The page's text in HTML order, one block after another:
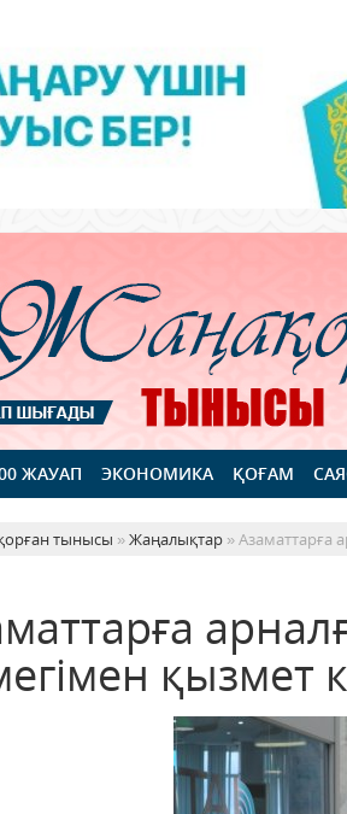
ЖАУАП ЭКОНОМИКА ҚОҒАМ
тынысы »Жаңалықтар » Азаматтарға
қызмет